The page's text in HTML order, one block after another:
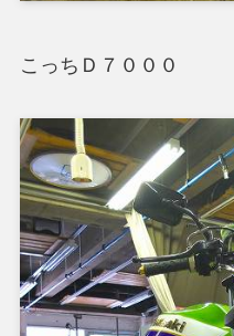
こっちＤ７０００